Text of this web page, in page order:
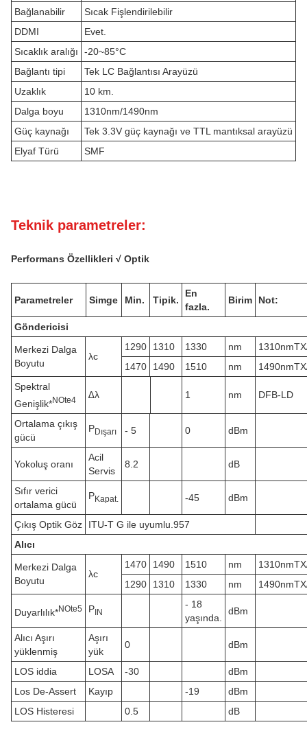
Bağlanabilir
Sıcak Fişlendirilebilir
DDMI
Evet.
Sıcaklık aralığı
-20~85°C
Bağlantı tipi
Tek LC Bağlantısı Arayüzü
Uzaklık
10 km.
Dalga boyu
1310nm/1490nm
Güç kaynağı
Tek 3.3V güç kaynağı ve TTL mantıksal arayüzü
Elyaf Türü
SMF
Teknik parametreler:
Performans Özellikleri √ Optik
Parametreler Simge Min. Tipik.
En
fazla.
Birim Not:
Göndericisi
Merkezi Dalga
Boyutu
λc
1290 1310 1330 nm
1470
1490 1510 nm
Spektral
Genişlik*NOte4 ∆λ 1 nm DFB-LD
Ortalama çıkış
gücü
PDışarı - 5 0 dBm
Yokoluş oranı
Acil
Servis
8.2 dB
Sıfır verici
ortalama gücü
PKapat. -45 dBm
Çıkış Optik Göz
ITU-T G ile uyumlu.957
Alıcı
Merkezi Dalga
Boyutu
λc
1470 1490 1510 nm
1290
1310 1330 nm
Duyarlılık*NOte5 PIN
- 18
yaşında.
dBm
Alıcı Aşırı
yüklenmiş
Aşırı
yük
0 dBm
LOS iddia LOSA -30
dBm
Los De-Assert
Kayıp -19
dBm
LOS Histeresi
0.5 dB